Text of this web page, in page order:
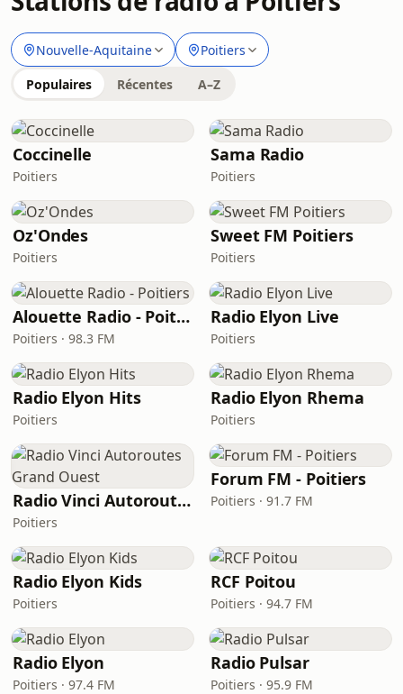
Nouvelle-Aquitaine Poitiers
Populaires Récentes A–Z
Coccinelle
Poitiers
Sama Radio
Poitiers
Oz'Ondes
Poitiers
Sweet FM Poitiers
Poitiers
Alouette Radio - Poitiers
Poitiers · 98.3 FM
Radio Elyon Live
Poitiers
Radio Elyon Hits
Poitiers
Radio Elyon Rhema
Poitiers
Radio Vinci Autoroutes Grand Ouest
Poitiers
Forum FM - Poitiers
Poitiers · 91.7 FM
Radio Elyon Kids
Poitiers
RCF Poitou
Poitiers · 94.7 FM
Radio Elyon
Poitiers · 97.4 FM
Radio Pulsar
Poitiers · 95.9 FM